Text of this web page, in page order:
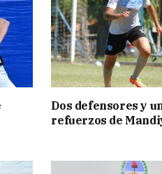
Dos defensores y
refuerzos de